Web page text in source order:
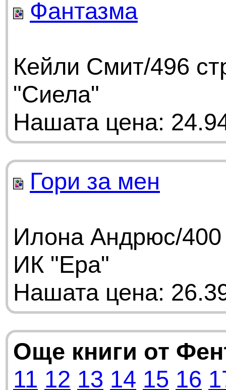
Фантазма
Кейли Смит/496
"Сиела"
Нашата цена:
Гори за мен
Илона Андрюс/
ИК "Ера"
Нашата цена:
Още книги от
11 12 13 14 15 16